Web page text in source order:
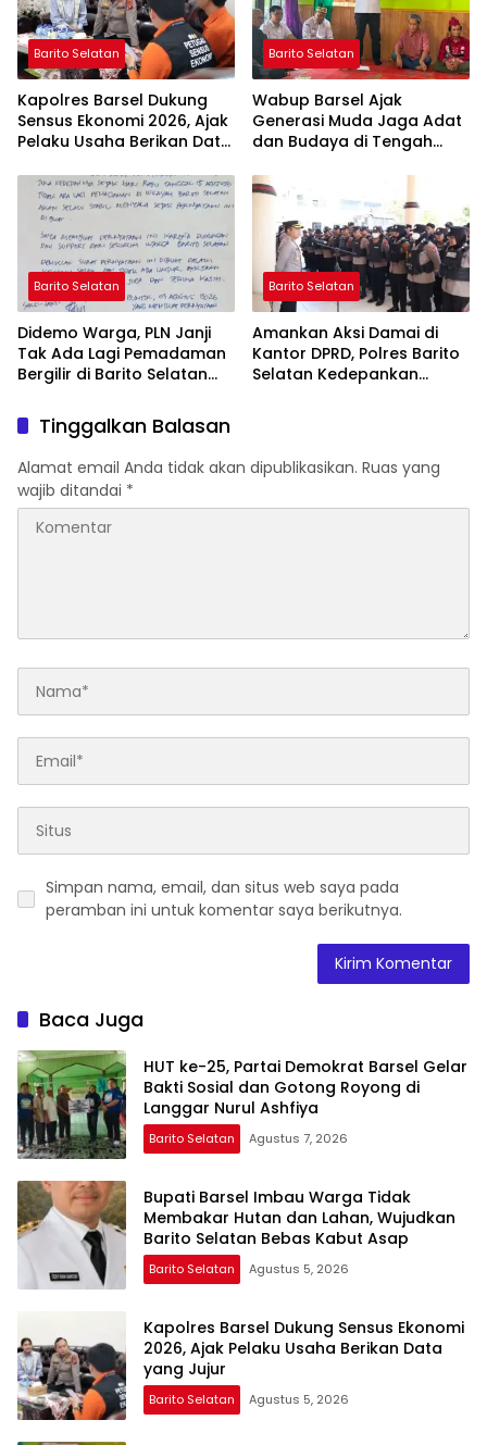
Barito Selatan
Kapolres Barsel Dukung
Sensus Ekonomi 2026, Ajak
Pelaku Usaha Berikan Data
Barito Selatan
Wabup Barsel Ajak
Generasi Muda Jaga Adat
dan Budaya di Tengah
Barito Selatan
Didemo Warga, PLN Janji
Tak Ada Lagi Pemadaman
Bergilir di Barito Selatan
Barito Selatan
Amankan Aksi Damai di
Kantor DPRD, Polres Barito
Selatan Kedepankan
Tinggalkan Balasan
Alamat email Anda tidak akan dipublikasikan. Ruas yang
wajib ditandai *
Simpan nama, email, dan situs web saya pada
peramban ini untuk komentar saya berikutnya.
Baca Juga
HUT ke-25, Partai Demokrat Barsel Gelar
Bakti Sosial dan Gotong Royong di
Langgar Nurul Ashfiya
Barito Selatan Agustus 7, 2026
Bupati Barsel Imbau Warga Tidak
Membakar Hutan dan Lahan, Wujudkan
Barito Selatan Bebas Kabut Asap
Barito Selatan Agustus 5, 2026
Kapolres Barsel Dukung Sensus Ekonomi
2026, Ajak Pelaku Usaha Berikan Data
yang Jujur
Barito Selatan Agustus 5, 2026